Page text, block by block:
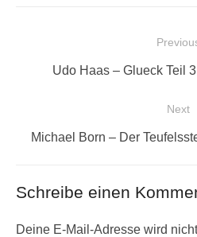
Beitragsnavigation
Previous
Udo Haas – Glueck Teil
Next
Next
Michael Born – Der
Schreibe einen
Deine E-Mail-Adresse wird